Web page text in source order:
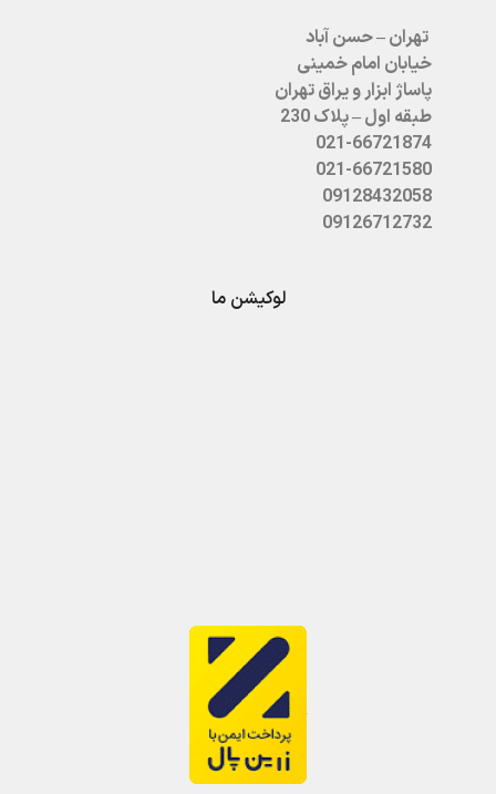
تهران – حسن آباد
خیابان امام خمینی
پاساژ ابزار و یراق تهران
طبقه اول – پلاک 230
021-66721874
021-66721580
09128432058
09126712732
لوکیشن ما